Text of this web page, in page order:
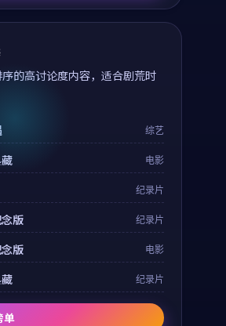
的高讨论度内容，适合剧荒时
综艺
电影
纪录片
版 纪录片
版 电影
纪录片
单